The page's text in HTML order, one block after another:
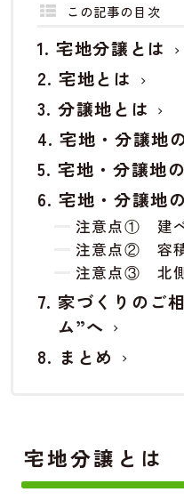
この記事の目次
宅地分譲とは
宅地とは
分譲地とは
宅地・分譲地
宅地・分譲地
宅地・分譲地
注意点① 建
注意点② 容
注意点③ 北
家づくりのご
ム”へ
まとめ
宅地分譲とは